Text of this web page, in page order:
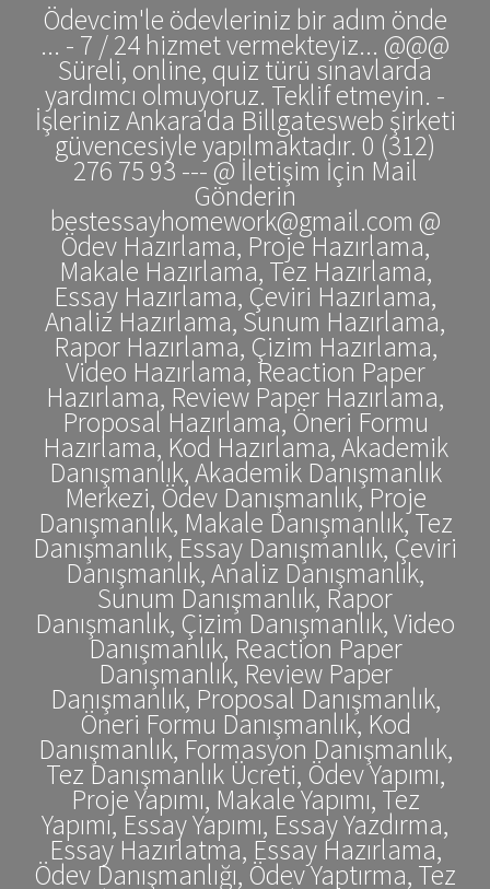
Ödevcim'le ödevleriniz bir adım önde
... - 7 / 24 hizmet vermekteyiz... @@@
Süreli, online, quiz türü sınavlarda
yardımcı olmuyoruz. Teklif etmeyin. -
İşleriniz Ankara'da Billgatesweb şirketi
güvencesiyle yapılmaktadır. 0 (312)
276 75 93 --- @ İletişim İçin Mail
Gönderin
bestessayhomework@gmail.com @
Ödev Hazırlama, Proje Hazırlama,
Makale Hazırlama, Tez Hazırlama,
Essay Hazırlama, Çeviri Hazırlama,
Analiz Hazırlama, Sunum Hazırlama,
Rapor Hazırlama, Çizim Hazırlama,
Video Hazırlama, Reaction Paper
Hazırlama, Review Paper Hazırlama,
Proposal Hazırlama, Öneri Formu
Hazırlama, Kod Hazırlama, Akademik
Danışmanlık, Akademik Danışmanlık
Merkezi, Ödev Danışmanlık, Proje
Danışmanlık, Makale Danışmanlık, Tez
Danışmanlık, Essay Danışmanlık, Çeviri
Danışmanlık, Analiz Danışmanlık,
Sunum Danışmanlık, Rapor
Danışmanlık, Çizim Danışmanlık, Video
Danışmanlık, Reaction Paper
Danışmanlık, Review Paper
Danışmanlık, Proposal Danışmanlık,
Öneri Formu Danışmanlık, Kod
Danışmanlık, Formasyon Danışmanlık,
Tez Danışmanlık Ücreti, Ödev Yapımı,
Proje Yapımı, Makale Yapımı, Tez
Yapımı, Essay Yapımı, Essay Yazdırma,
Essay Hazırlatma, Essay Hazırlama,
Ödev Danışmanlığı, Ödev Yaptırma, Tez